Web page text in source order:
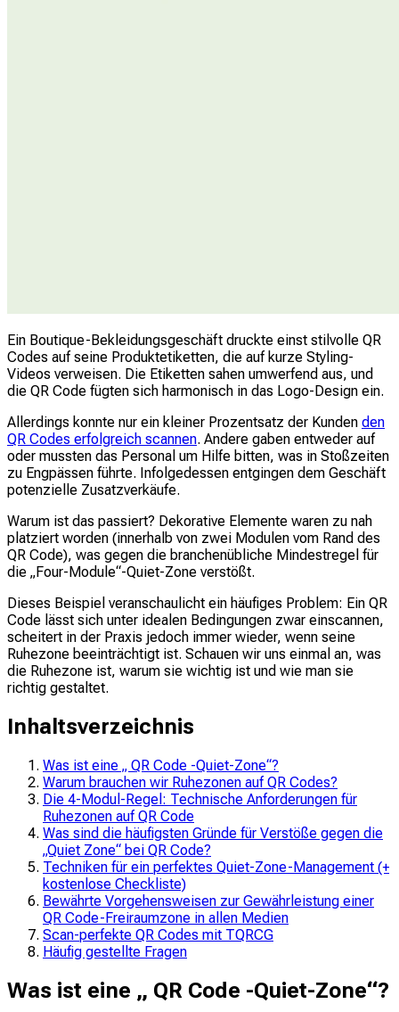
Ein Boutique-Bekleidungsgeschäft druckte einst stilvolle QR
Codes auf seine Produktetiketten, die auf kurze Styling-
Videos verweisen. Die Etiketten sahen umwerfend aus, und
die QR Code fügten sich harmonisch in das Logo-Design ein.
Allerdings konnte nur ein kleiner Prozentsatz der Kunden den
QR Codes erfolgreich scannen. Andere gaben entweder auf
oder mussten das Personal um Hilfe bitten, was in Stoßzeiten
zu Engpässen führte. Infolgedessen entgingen dem Geschäft
potenzielle Zusatzverkäufe.
Warum ist das passiert? Dekorative Elemente waren zu nah
platziert worden (innerhalb von zwei Modulen vom Rand des
QR Code), was gegen die branchenübliche Mindestregel für
die „Four-Module“-Quiet-Zone verstößt.
Dieses Beispiel veranschaulicht ein häufiges Problem: Ein QR
Code lässt sich unter idealen Bedingungen zwar einscannen,
scheitert in der Praxis jedoch immer wieder, wenn seine
Ruhezone beeinträchtigt ist. Schauen wir uns einmal an, was
die Ruhezone ist, warum sie wichtig ist und wie man sie
richtig gestaltet.
Inhaltsverzeichnis
Was ist eine „ QR Code -Quiet-Zone“?
Warum brauchen wir Ruhezonen auf QR Codes?
Die 4-Modul-Regel: Technische Anforderungen für
Ruhezonen auf QR Code
Was sind die häufigsten Gründe für Verstöße gegen die
„Quiet Zone“ bei QR Code?
Techniken für ein perfektes Quiet-Zone-Management (+
kostenlose Checkliste)
Bewährte Vorgehensweisen zur Gewährleistung einer
QR Code-Freiraumzone in allen Medien
Scan-perfekte QR Codes mit TQRCG
Häufig gestellte Fragen
Was ist eine „ QR Code -Quiet-Zone“?